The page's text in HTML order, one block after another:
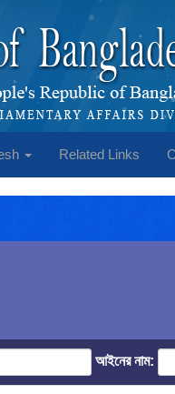
Related Links
আইনের নাম: